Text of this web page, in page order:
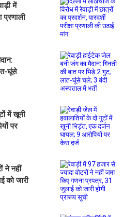
में
प्रणाली
घूंसे
में खूनी
पर
ने नहीं
को जारी